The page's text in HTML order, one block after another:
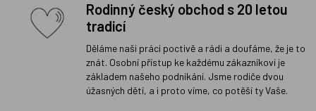
Rodinný český obchod s 20 letou
tradicí
Děláme naši práci poctivě a rádi a doufáme, že je to
znát. Osobní přístup ke každému zákazníkovi je
základem našeho podnikání. Jsme rodiče dvou
úžasných dětí, a i proto víme, co potěší ty Vaše.